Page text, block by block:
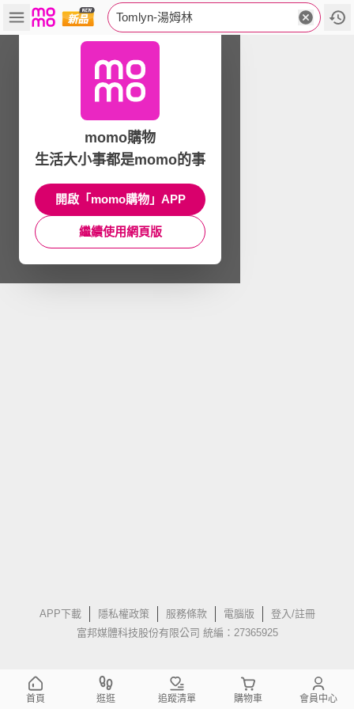
Tomlyn-湯姆林
APP下載 隱私權政策 服務條款 電腦版
登入/註冊
富邦媒體科技股份有限公司 統編：27365925
momo購物
生活大小事都是momo的事
開啟「momo購物」APP
繼續使用網頁版
首頁 逛逛 追蹤清單 購物車 會員中心